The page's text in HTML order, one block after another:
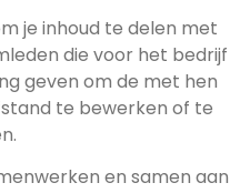
je inhoud te delen met
die voor het bedrijf
geven om de met hen
te bewerken of te
en samen aan